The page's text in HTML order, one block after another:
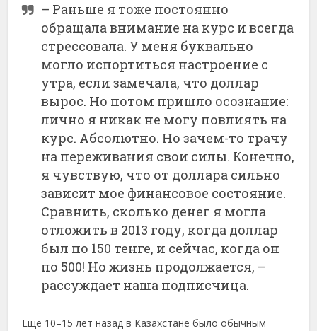
– Раньше я тоже постоянно
обращала внимание на курс и всегда
стрессовала. У меня буквально
могло испортиться настроение с
утра, если замечала, что доллар
вырос. Но потом пришло осознание:
лично я никак не могу повлиять на
курс. Абсолютно. Но зачем-то трачу
на переживания свои силы. Конечно,
я чувствую, что от доллара сильно
зависит мое финансовое состояние.
Сравнить, сколько денег я могла
отложить в 2013 году, когда доллар
был по 150 тенге, и сейчас, когда он
по 500! Но жизнь продолжается, –
рассуждает наша подписчица.
Еще 10–15 лет назад в Казахстане было обычным